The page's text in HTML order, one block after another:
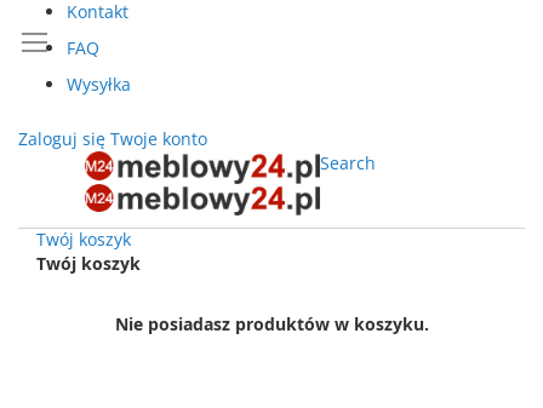
Kontakt
FAQ
Wysyłka
Zaloguj się Twoje konto
Search
Twój koszyk
Twój koszyk
Nie posiadasz produktów w koszyku.